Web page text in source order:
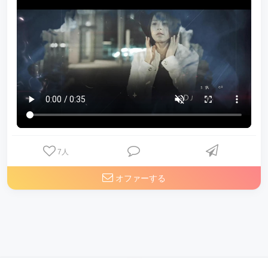
7 人
オファーする